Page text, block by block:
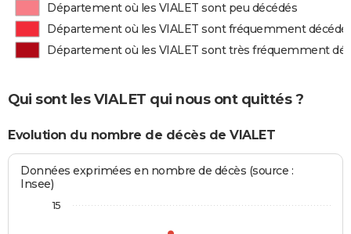
Département où les VIALET sont peu décédés
Département où les VIALET sont fréquemment
Département où les VIALET sont très fréquemment
Qui sont les VIALET qui nous ont quittés ?
Evolution du nombre de décès de VIALET
Données exprimées en nombre de décès (source :
Insee)
15